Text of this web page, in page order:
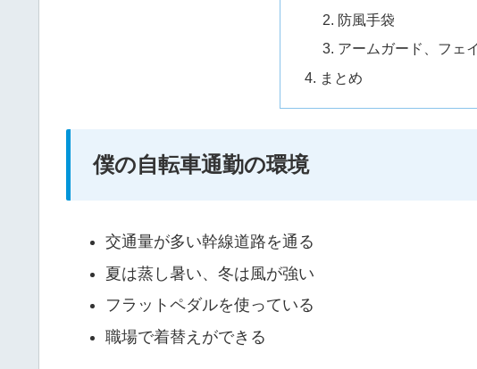
防風手袋
アームガード、フェ
まとめ
僕の自転車通勤の環境
交通量が多い幹線道路を通る
夏は蒸し暑い、冬は風が強い
フラットペダルを使っている
職場で着替えができる